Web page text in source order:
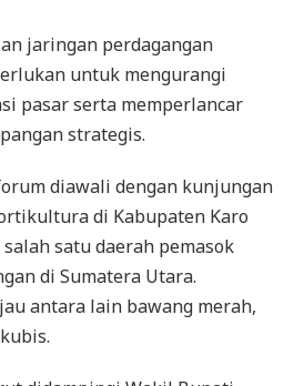
jaringan perdagangan
untuk mengurangi
pasar serta memperlancar
strategis.
diawali dengan kunjungan
di Kabupaten Karo
satu daerah pemasok
di Sumatera Utara.
antara lain bawang merah,